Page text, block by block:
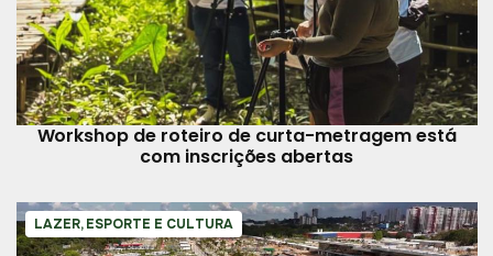
Workshop de roteiro de curta-metragem está
com inscrições abertas
LAZER, ESPORTE E CULTURA